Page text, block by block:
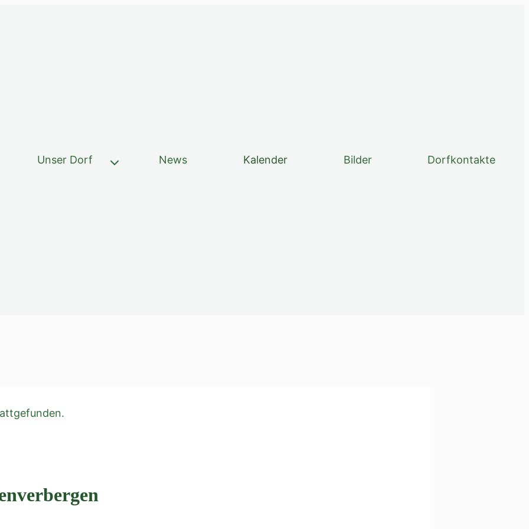
Unser Dorf News Kalender Bilder Dorfkontakte